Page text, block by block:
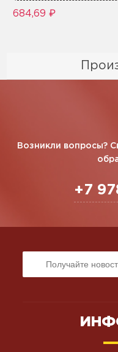
684,69 ₽
Возникли вопросы?
+7